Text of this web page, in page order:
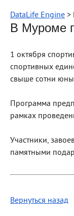
DataLife Engine >
В Муроме
1 октября
спортивных
свыше сотни
Программа
рамках
Участники,
памятными
Вернуться назад